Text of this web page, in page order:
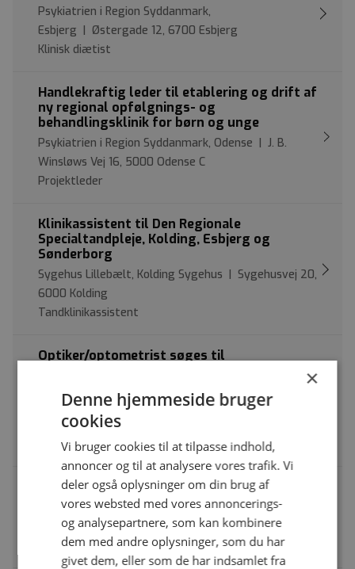
Psykiatrien i Region Syddanmark,
Esbjerg | Østergade 12, 6700 Esbjerg
Klinisk diætist
Handlekraftig leder til etablering og drift af
ny regional opfølgnings- og
behandlingsklinik for børn og unge
Psykiatrien i Region Syddanmark, Odense | J. B.
Winsløws Vej 16, 5000 Odense C
Projektleder
Klinikassistent til Den Regionale
Specialtandpleje, Kolding, Esbjerg og
Sønderborg
Sygehus Lillebælt, Kolding Sygehus | Sygehusvej 20,
6000 Kolding
Tandklinikassistent
Optiker/optometrist søges til
OUH Odense Universitetshospital, Odense | J.B.
Winsløws Vej 4, Indgang 132, 1. sal, 5000 Odense C
Optiker
Ansvarsbevidst og serviceminded runner
Sygehus Lillebælt, Kolding Sygehus | Sygehusvej 24,
6000 Kolding
Serviceassistent
×
Denne hjemmeside bruger
cookies
Vi bruger cookies til at tilpasse indhold,
annoncer og til at analysere vores trafik. Vi
deler også oplysninger om din brug af
vores websted med vores annoncerings-
og analysepartnere, som kan kombinere
dem med andre oplysninger, som du har
givet dem, eller som de har indsamlet fra